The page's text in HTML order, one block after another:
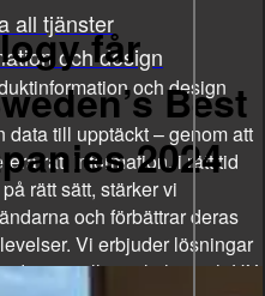
all tjänster
och design
och design
data till upptäckt – genom att
rätt information, i rätt tid
rätt sätt, stärker vi
och förbättrar deras
Vi erbjuder lösningar
design, tillgänglighet och UX.
får
Best
2024